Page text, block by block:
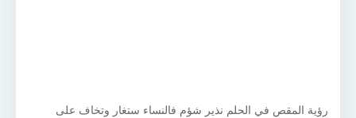
رؤية المقص في الحلم نذير شؤم فالنساء ستغار وتخاف على